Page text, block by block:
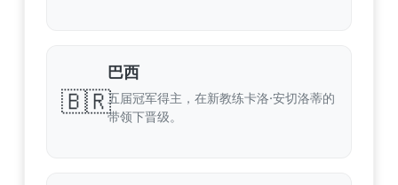
🇧🇷
巴西
五届冠军得主，在新教练卡洛·安切洛蒂的
带领下晋级。